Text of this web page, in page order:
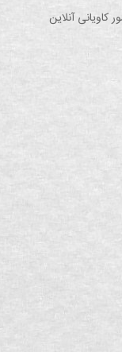
کاویانی آنلاین